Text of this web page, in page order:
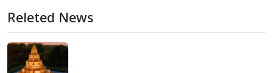
Releted News